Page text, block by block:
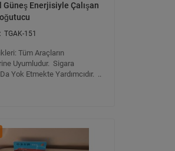
Güneş Enerjisiyle Çalışan
TGAK-151
Tüm Araçların
Uyumludur. Sigara
Yok Etmekte Yardımcıdır. ..